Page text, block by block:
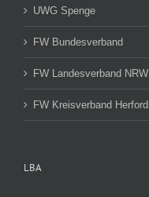
UWG Spenge
FW Bundesverband
FW Landesverband NRW
FW Kreisverband Herford
LBA